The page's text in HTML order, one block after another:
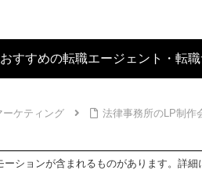
すすめの転職エージェント・転
ーケティング
法律事務所のLP制作
ーションが含まれるものがあります。詳